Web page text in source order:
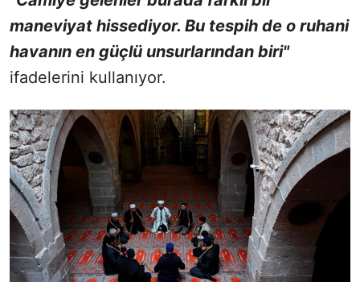
maneviyat hissediyor. Bu tespih de o ruhani
havanın en güçlü unsurlarından biri"
ifadelerini kullanıyor.